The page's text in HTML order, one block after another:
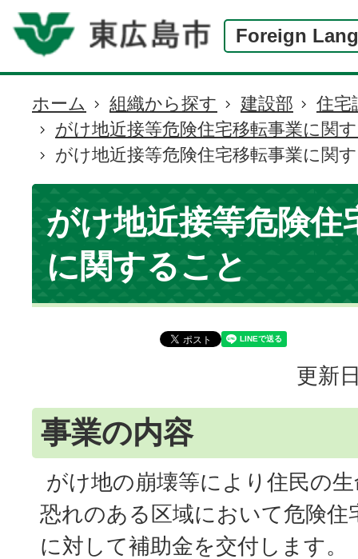
Foreign
現
在
の
位
ホーム 組織から探す 建設部
住宅
がけ地近接等危険住宅移転事業に関
がけ地近接等危険住宅移転事業に関
がけ地近接等危険住
に関すること
更新
事業の内容
がけ地の崩壊等により住民の
恐れのある区域において危険住
に対して補助金を交付します。